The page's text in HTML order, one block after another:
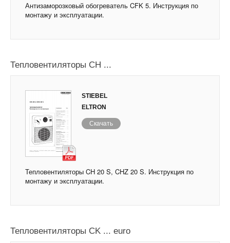
Антизаморозковый обогреватель CFK 5. Инструкция по
монтажу и эксплуатации.
Тепловентиляторы CH ...
STIEBEL
ELTRON
Скачать
Тепловентиляторы CH 20 S, CHZ 20 S. Инструкция по
монтажу и эксплуатации.
Тепловентиляторы CK ... euro